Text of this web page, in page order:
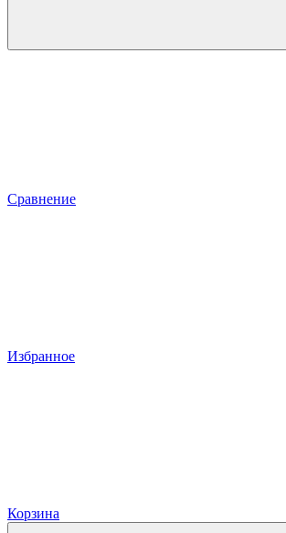
Сравнение
Избранное
Корзина